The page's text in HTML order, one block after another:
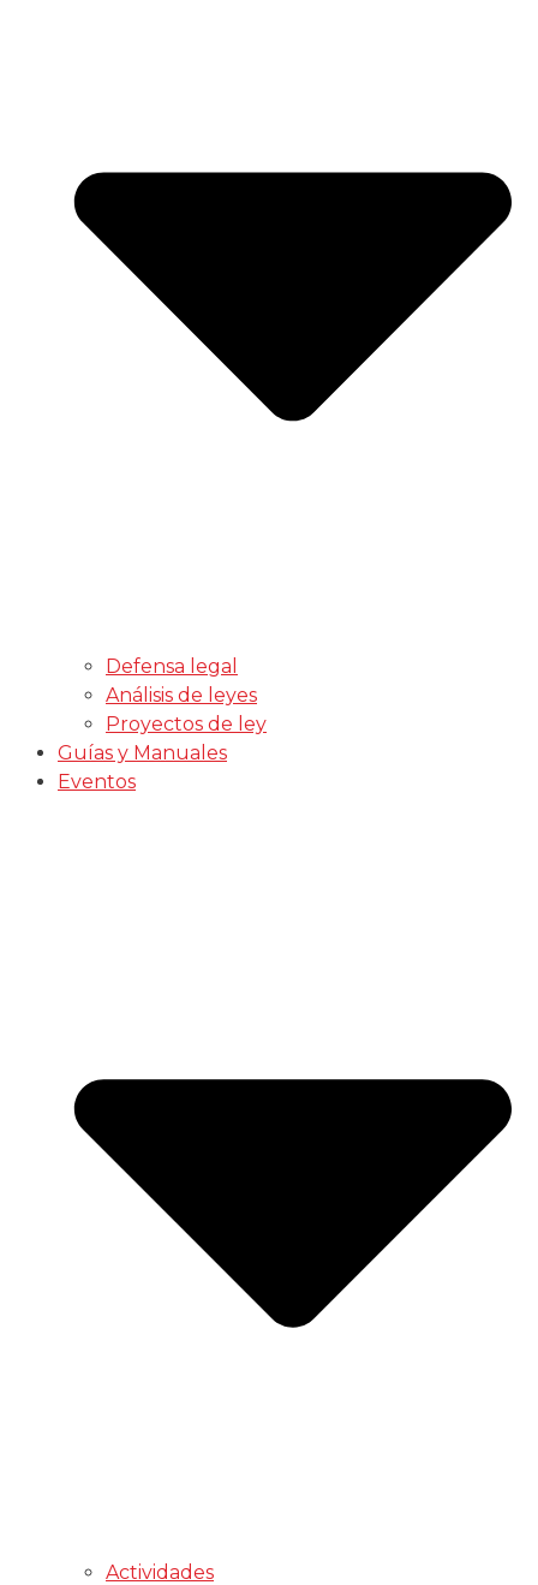
Defensa legal
Análisis de leyes
Proyectos de ley
Guías y Manuales
Eventos
Actividades